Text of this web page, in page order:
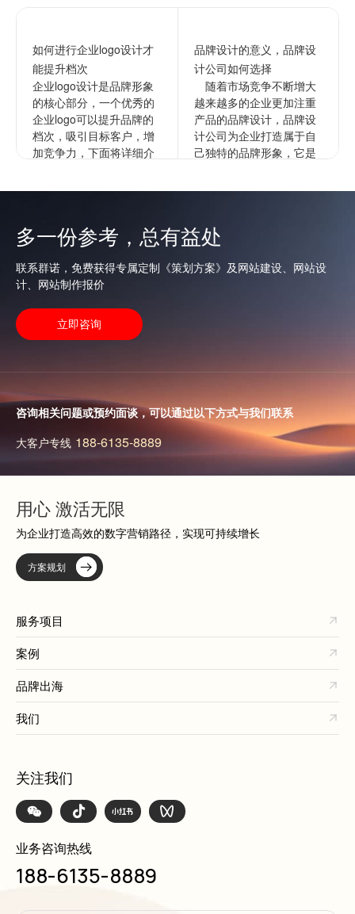
如何进行企业logo设计才
能提升档次
企业logo设计是品牌形象
的核心部分，一个优秀的
企业logo可以提升品牌的
档次，吸引目标客户，增
加竞争力，下面将详细介
品牌设计的意义，品牌设
计公司如何选择
随着市场竞争不断增大
越来越多的企业更加注重
产品的品牌设计，品牌设
计公司为企业打造属于自
己独特的品牌形象，它是
查看更多
多一份参考，总有益处
联系群诺，免费获得专属定制《策划方案》及网站建设、网站设
计、网站制作报价
立即咨询
咨询相关问题或预约面谈，可以通过以下方式与我们联系
大客户专线 188-6135-8889
用心 激活无限
为企业打造高效的数字营销路径，实现可持续增长
方案规划
服务项目
案例
品牌出海
我们
关注我们
业务咨询热线
188-6135-8889